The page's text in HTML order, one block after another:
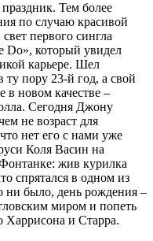
Тем более
по случаю красивой
первого сингла
Do», который увидел
карьере. Шел
пору 23-й год, а свой
в новом качестве –
Сегодня Джону
не возраст для
нет его с нами уже
Коля Васин на
жив курилка
спрятался в одном из
ни было, день рождения –
миром и попеть
Харрисона и Старра.